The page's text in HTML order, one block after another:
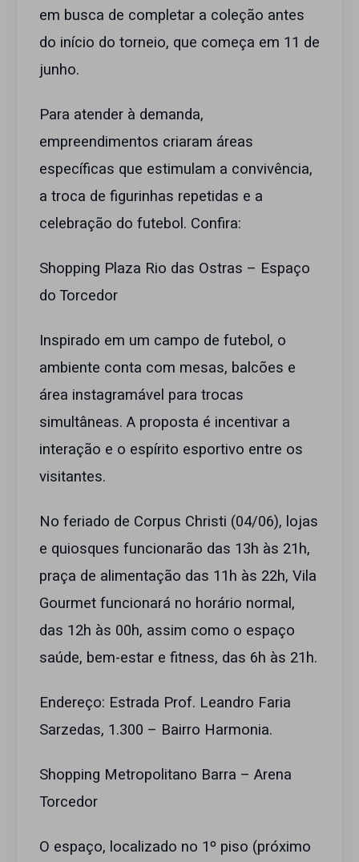
em busca de completar a coleção antes
do início do torneio, que começa em 11 de
junho.
Para atender à demanda,
empreendimentos criaram áreas
específicas que estimulam a convivência,
a troca de figurinhas repetidas e a
celebração do futebol. Confira:
Shopping Plaza Rio das Ostras – Espaço
do Torcedor
Inspirado em um campo de futebol, o
ambiente conta com mesas, balcões e
área instagramável para trocas
simultâneas. A proposta é incentivar a
interação e o espírito esportivo entre os
visitantes.
No feriado de Corpus Christi (04/06), lojas
e quiosques funcionarão das 13h às 21h,
praça de alimentação das 11h às 22h, Vila
Gourmet funcionará no horário normal,
das 12h às 00h, assim como o espaço
saúde, bem-estar e fitness, das 6h às 21h.
Endereço: Estrada Prof. Leandro Faria
Sarzedas, 1.300 – Bairro Harmonia.
Shopping Metropolitano Barra – Arena
Torcedor
O espaço, localizado no 1º piso (próximo